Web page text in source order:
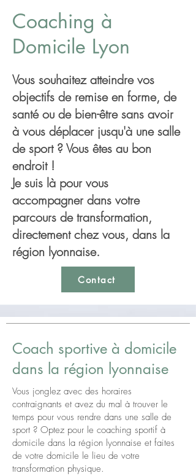
Coaching à
Domicile Lyon
Vous souhaitez atteindre vos
objectifs de remise en forme, de
santé ou de bien-être sans avoir
à vous déplacer jusqu'à une salle
de sport ? Vous êtes au bon
endroit !
Je suis là pour vous
accompagner dans votre
parcours de transformation,
directement chez vous, dans la
région lyonnaise.
Contact
Coach sportive à domicile
dans la région lyonnaise
Vous jonglez avec des horaires
contraignants et avez du mal à trouver le
temps pour vous rendre dans une salle de
sport ? Optez pour le coaching sportif à
domicile dans la région lyonnaise et faites
de votre domicile le lieu de votre
transformation physique.